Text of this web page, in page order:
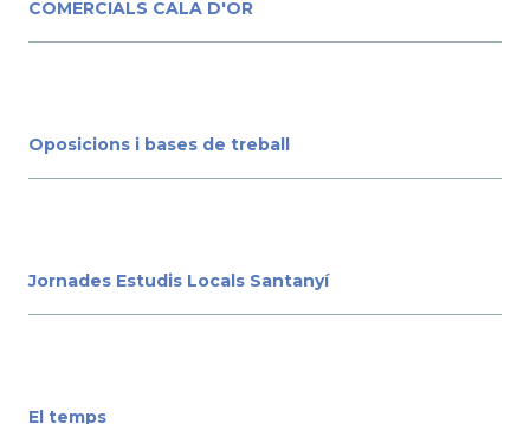
COMERCIALS CALA D'OR
Oposicions i bases de treball
Jornades Estudis Locals Santanyí
El temps